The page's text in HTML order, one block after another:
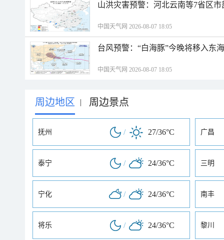
山洪灾害预警：河北云南等7省区
中国天气网 2026-08-07 18:05
台风预警：“白海豚”今晚将移入东
中国天气网 2026-08-07 18:05
周边地区 | 周边景点
抚州 / 27/36°C 广昌
泰宁 / 24/36°C 三明
宁化 / 24/36°C 南丰
将乐 / 24/36°C 黎川